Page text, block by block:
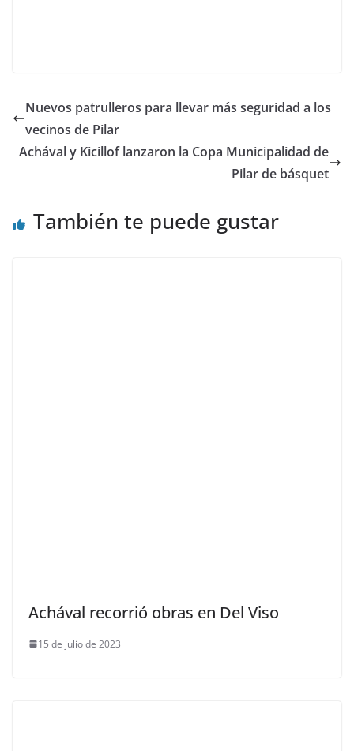
Nuevos patrulleros para llevar más seguridad a los
vecinos de Pilar
Achával y Kicillof lanzaron la Copa Municipalidad de
Pilar de básquet
También te puede gustar
Achával recorrió obras en Del Viso
15 de julio de 2023